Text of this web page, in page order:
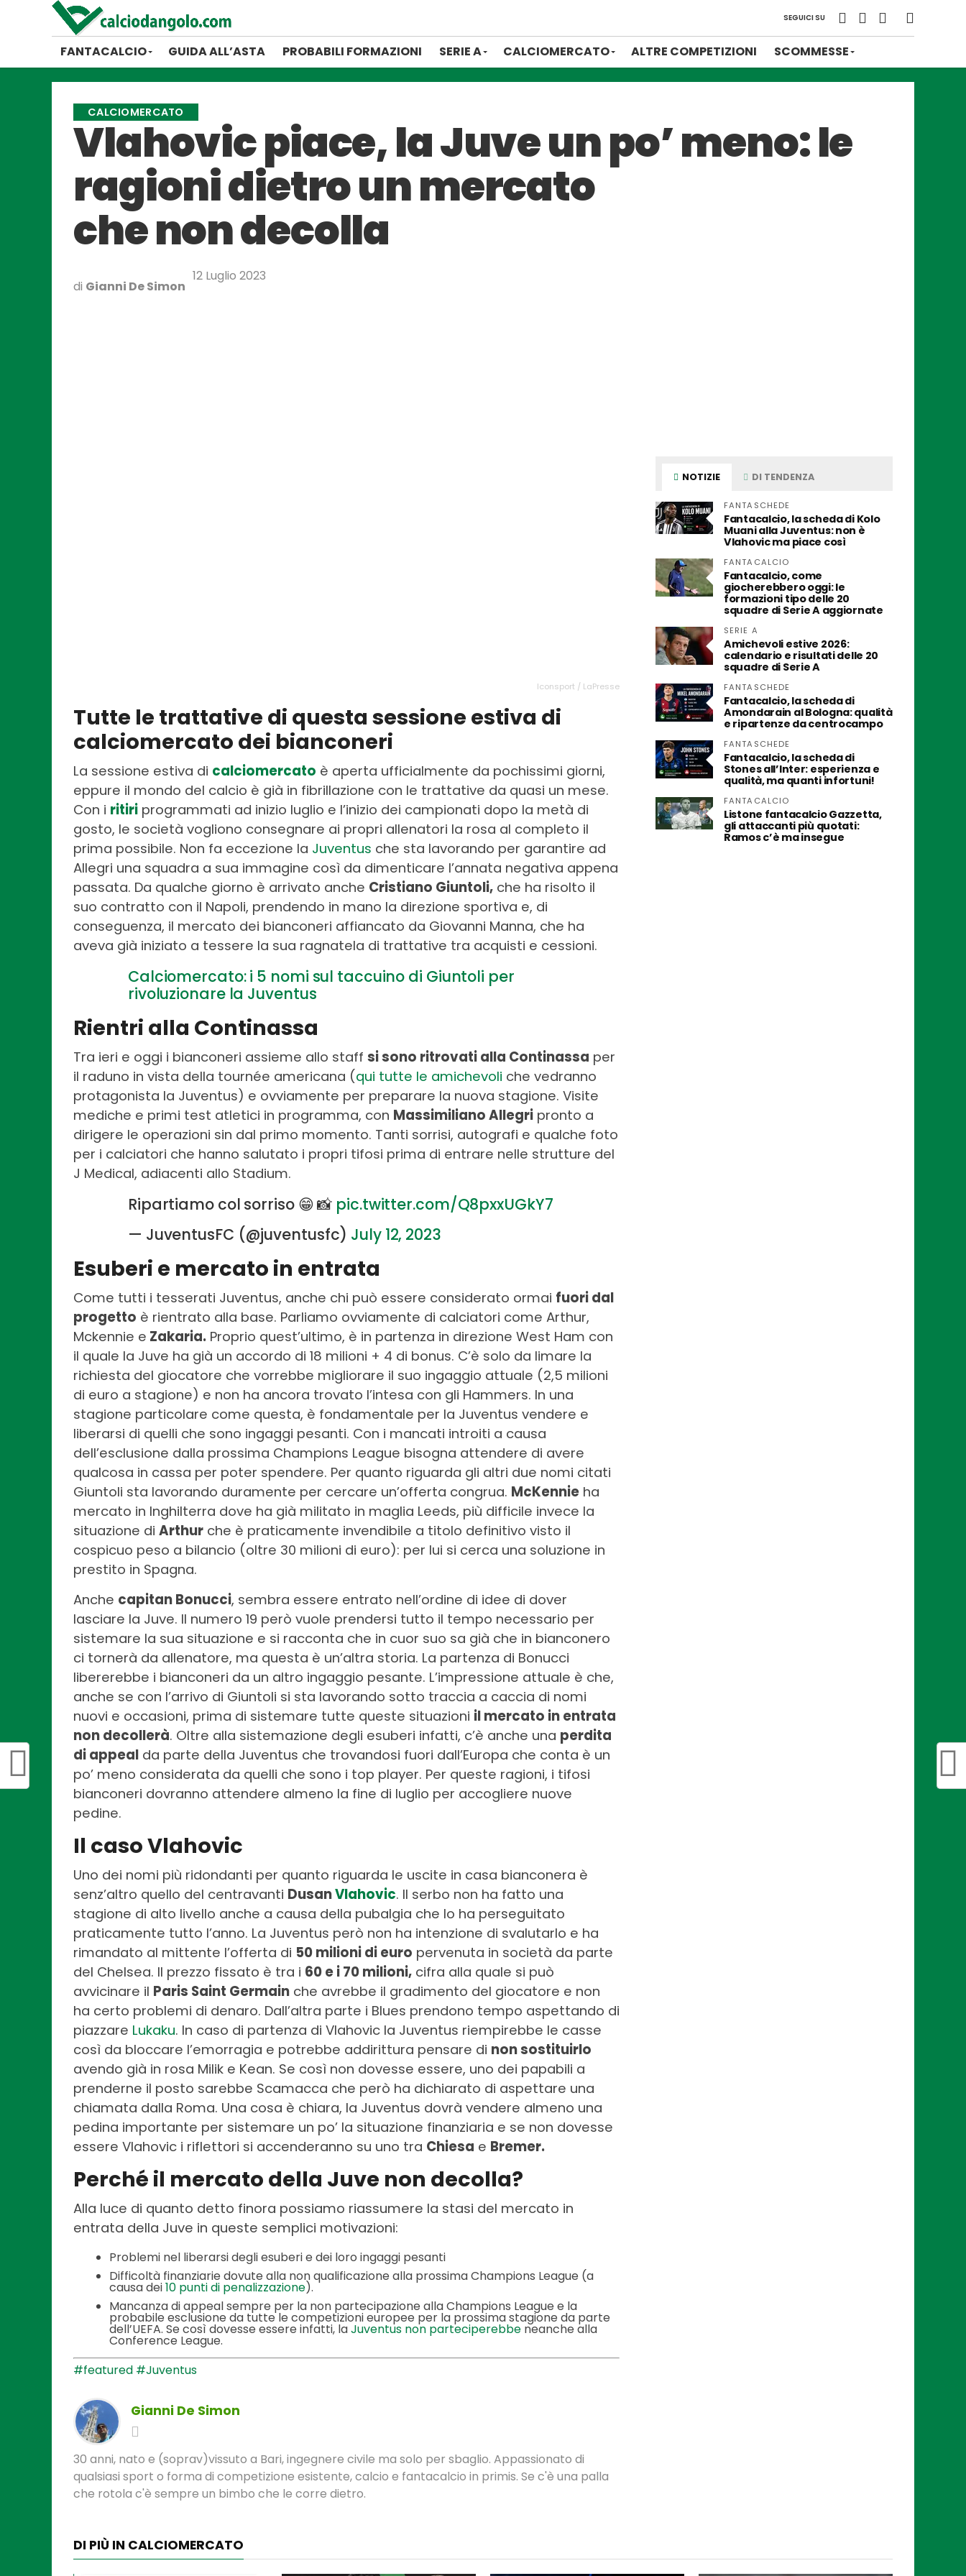
SEGUICI SU
FANTACALCIO GUIDA ALL’ASTA PROBABILI FORMAZIONI SERIE A CALCIOMERCATO ALTRE COMPETIZIONI SCOMMESSE
CALCIOMERCATO
Vlahovic piace, la Juve un po’ meno: le
ragioni dietro un mercato
che non decolla
di Gianni De Simon
12 Luglio 2023
Iconsport / LaPresse
Tutte le trattative di questa sessione estiva di
calciomercato dei bianconeri
La sessione estiva di calciomercato è aperta ufficialmente da pochissimi giorni,
eppure il mondo del calcio è già in fibrillazione con le trattative da quasi un mese.
Con i ritiri programmati ad inizio luglio e l’inizio dei campionati dopo la metà di
gosto, le società vogliono consegnare ai propri allenatori la rosa al completo il
prima possibile. Non fa eccezione la Juventus che sta lavorando per garantire ad
Allegri una squadra a sua immagine così da dimenticare l’annata negativa appena
passata. Da qualche giorno è arrivato anche Cristiano Giuntoli, che ha risolto il
suo contratto con il Napoli, prendendo in mano la direzione sportiva e, di
conseguenza, il mercato dei bianconeri affiancato da Giovanni Manna, che ha
aveva già iniziato a tessere la sua ragnatela di trattative tra acquisti e cessioni.
Calciomercato: i 5 nomi sul taccuino di Giuntoli per
rivoluzionare la Juventus
Rientri alla Continassa
Tra ieri e oggi i bianconeri assieme allo staff si sono ritrovati alla Continassa per
il raduno in vista della tournée americana (qui tutte le amichevoli che vedranno
protagonista la Juventus) e ovviamente per preparare la nuova stagione. Visite
mediche e primi test atletici in programma, con Massimiliano Allegri pronto a
dirigere le operazioni sin dal primo momento. Tanti sorrisi, autografi e qualche foto
per i calciatori che hanno salutato i propri tifosi prima di entrare nelle strutture del
J Medical, adiacenti allo Stadium.
Ripartiamo col sorriso 😁 📸 pic.twitter.com/Q8pxxUGkY7
— JuventusFC (@juventusfc) July 12, 2023
Esuberi e mercato in entrata
Come tutti i tesserati Juventus, anche chi può essere considerato ormai fuori dal
progetto è rientrato alla base. Parliamo ovviamente di calciatori come Arthur,
Mckennie e Zakaria. Proprio quest’ultimo, è in partenza in direzione West Ham con
il quale la Juve ha già un accordo di 18 milioni + 4 di bonus. C’è solo da limare la
richiesta del giocatore che vorrebbe migliorare il suo ingaggio attuale (2,5 milioni
di euro a stagione) e non ha ancora trovato l’intesa con gli Hammers. In una
stagione particolare come questa, è fondamentale per la Juventus vendere e
liberarsi di quelli che sono ingaggi pesanti. Con i mancati introiti a causa
dell’esclusione dalla prossima Champions League bisogna attendere di avere
qualcosa in cassa per poter spendere. Per quanto riguarda gli altri due nomi citati
Giuntoli sta lavorando duramente per cercare un’offerta congrua. McKennie ha
mercato in Inghilterra dove ha già militato in maglia Leeds, più difficile invece la
situazione di Arthur che è praticamente invendibile a titolo definitivo visto il
cospicuo peso a bilancio (oltre 30 milioni di euro): per lui si cerca una soluzione in
prestito in Spagna.
Anche capitan Bonucci, sembra essere entrato nell’ordine di idee di dover
lasciare la Juve. Il numero 19 però vuole prendersi tutto il tempo necessario per
sistemare la sua situazione e si racconta che in cuor suo sa già che in bianconero
ci tornerà da allenatore, ma questa è un’altra storia. La partenza di Bonucci
libererebbe i bianconeri da un altro ingaggio pesante. L’impressione attuale è che,
anche se con l’arrivo di Giuntoli si sta lavorando sotto traccia a caccia di nomi
nuovi e occasioni, prima di sistemare tutte queste situazioni il mercato in entrata
non decollerà. Oltre alla sistemazione degli esuberi infatti, c’è anche una perdita
di appeal da parte della Juventus che trovandosi fuori dall’Europa che conta è un
po’ meno considerata da quelli che sono i top player. Per queste ragioni, i tifosi
bianconeri dovranno attendere almeno la fine di luglio per accogliere nuove
pedine.
Il caso Vlahovic
Uno dei nomi più ridondanti per quanto riguarda le uscite in casa bianconera è
senz’altro quello del centravanti DusanVlahovic. Il serbo non ha fatto una
stagione di alto livello anche a causa della pubalgia che lo ha perseguitato
praticamente tutto l’anno. La Juventus però non ha intenzione di svalutarlo e ha
rimandato al mittente l’offerta di 50 milioni di euro pervenuta in società da parte
del Chelsea. Il prezzo fissato è tra i 60 e i 70 milioni, cifra alla quale si può
avvicinare il Paris Saint Germain che avrebbe il gradimento del giocatore e non
ha certo problemi di denaro. Dall’altra parte i Blues prendono tempo aspettando di
piazzare Lukaku. In caso di partenza di Vlahovic la Juventus riempirebbe le casse
così da bloccare l’emorragia e potrebbe addirittura pensare di non sostituirlo
avendo già in rosa Milik e Kean. Se così non dovesse essere, uno dei papabili a
prenderne il posto sarebbe Scamacca che però ha dichiarato di aspettare una
chiamata dalla Roma. Una cosa è chiara, la Juventus dovrà vendere almeno una
pedina importante per sistemare un po’ la situazione finanziaria e se non dovesse
essere Vlahovic i riflettori si accenderanno su uno tra Chiesa e Bremer.
Perché il mercato della Juve non decolla?
Alla luce di quanto detto finora possiamo riassumere la stasi del mercato in
entrata della Juve in queste semplici motivazioni:
Problemi nel liberarsi degli esuberi e dei loro ingaggi pesanti
Difficoltà finanziarie dovute alla non qualificazione alla prossima Champions League (a
causa dei10 punti di penalizzazione).
Mancanza di appeal sempre per la non partecipazione alla Champions League e la
probabile esclusione da tutte le competizioni europee per la prossima stagione da parte
dell’UEFA. Se così dovesse essere infatti, laJuventus non parteciperebbe neanche alla
Conference League.
#featured #Juventus
Gianni De Simon
30 anni, nato e (soprav)vissuto a Bari, ingegnere civile ma solo per sbaglio. Appassionato di
qualsiasi sport o forma di competizione esistente, calcio e fantacalcio in primis. Se c'è una palla
che rotola c'è sempre un bimbo che le corre dietro.
NOTIZIE DI TENDENZA
FANTASCHEDE
Fantacalcio, la scheda di Kolo
Muani alla Juventus: non è
Vlahovic ma piace così
FANTACALCIO
Fantacalcio, come
giocherebbero oggi: le
formazioni tipo delle 20
squadre di Serie A aggiornate
SERIE A
Amichevoli estive 2026:
calendario e risultati delle 20
squadre di Serie A
FANTASCHEDE
Fantacalcio, la scheda di
Amondarain al Bologna: qualità
e ripartenze da centrocampo
FANTASCHEDE
Fantacalcio, la scheda di
Stones all’Inter: esperienza e
qualità, ma quanti infortuni!
FANTACALCIO
Listone fantacalcio Gazzetta,
gli attaccanti più quotati:
Ramos c’è ma insegue
DI PIÙ IN CALCIOMERCATO